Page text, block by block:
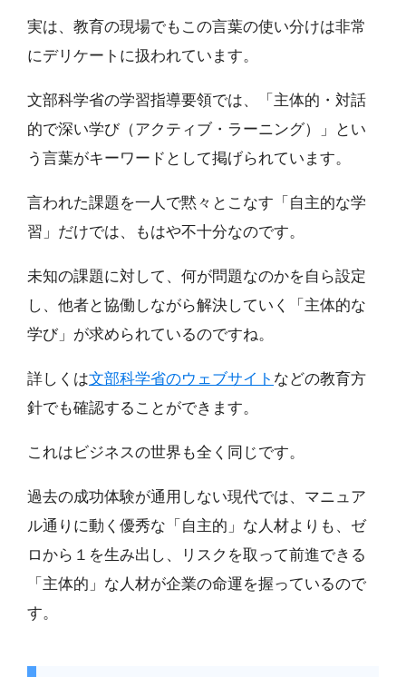
実は、教育の現場でもこの言葉の使い分けは非常
にデリケートに扱われています。
文部科学省の学習指導要領では、「主体的・対話
的で深い学び（アクティブ・ラーニング）」とい
う言葉がキーワードとして掲げられています。
言われた課題を一人で黙々とこなす「自主的な学
習」だけでは、もはや不十分なのです。
未知の課題に対して、何が問題なのかを自ら設定
し、他者と協働しながら解決していく「主体的な
学び」が求められているのですね。
詳しくは文部科学省のウェブサイト などの教育方
針でも確認することができます。
これはビジネスの世界も全く同じです。
過去の成功体験が通用しない現代では、マニュア
ル通りに動く優秀な「自主的」な人材よりも、ゼ
ロから１を生み出し、リスクを取って前進できる
「主体的」な人材が企業の命運を握っているので
す。